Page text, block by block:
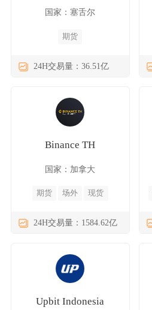
国家：塞舌尔
期货
24H交易量：36.51亿
Binance TH
国家：加拿大
期货 场外 现货
24H交易量：1584.62亿
Upbit Indonesia